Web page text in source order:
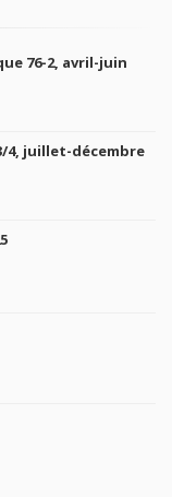
76-2, avril-juin
4, juillet-décembre